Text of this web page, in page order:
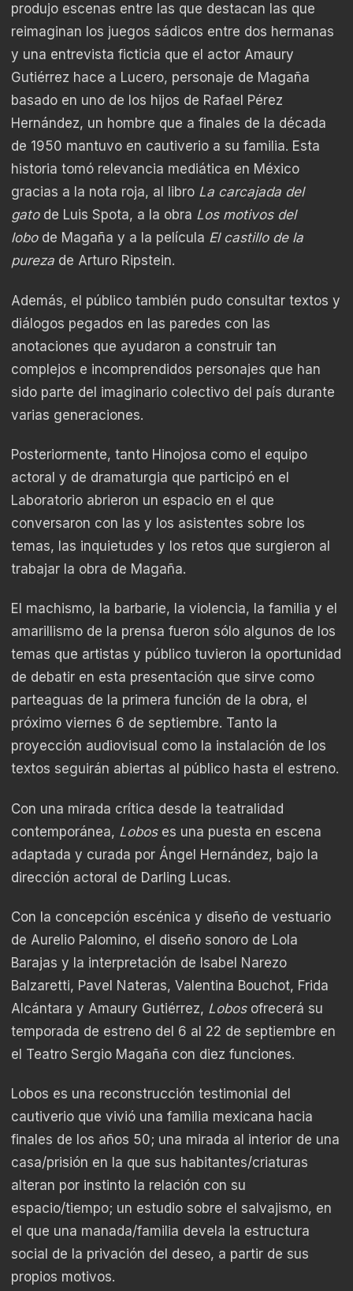
produjo escenas entre las que destacan las que
reimaginan los juegos sádicos entre dos hermanas
y una entrevista ficticia que el actor Amaury
Gutiérrez hace a Lucero, personaje de Magaña
basado en uno de los hijos de Rafael Pérez
Hernández, un hombre que a finales de la década
de 1950 mantuvo en cautiverio a su familia. Esta
historia tomó relevancia mediática en México
gracias a la nota roja, al libro La carcajada del
gatode Luis Spota, a la obra Los motivos del
lobode Magaña y a la película El castillo de la
pureza de Arturo Ripstein.
Además, el público también pudo consultar textos y
diálogos pegados en las paredes con las
anotaciones que ayudaron a construir tan
complejos e incomprendidos personajes que han
sido parte del imaginario colectivo del país durante
varias generaciones.
Posteriormente, tanto Hinojosa como el equipo
actoral y de dramaturgia que participó en el
Laboratorio abrieron un espacio en el que
conversaron con las y los asistentes sobre los
temas, las inquietudes y los retos que surgieron al
trabajar la obra de Magaña.
El machismo, la barbarie, la violencia, la familia y el
amarillismo de la prensa fueron sólo algunos de los
temas que artistas y público tuvieron la oportunidad
de debatir en esta presentación que sirve como
parteaguas de la primera función de la obra, el
próximo viernes 6 de septiembre. Tanto la
proyección audiovisual como la instalación de los
textos seguirán abiertas al público hasta el estreno.
Con una mirada crítica desde la teatralidad
contemporánea, Loboses una puesta en escena
adaptada y curada por Ángel Hernández, bajo la
dirección actoral de Darling Lucas.
Con la concepción escénica y diseño de vestuario
de Aurelio Palomino, el diseño sonoro de Lola
Barajas y la interpretación de Isabel Narezo
Balzaretti, Pavel Nateras, Valentina Bouchot, Frida
Alcántara y Amaury Gutiérrez, Lobosofrecerá su
temporada de estreno del 6 al 22 de septiembre en
el Teatro Sergio Magaña con diez funciones.
Lobos es una reconstrucción testimonial del
cautiverio que vivió una familia mexicana hacia
finales de los años 50; una mirada al interior de una
casa/prisión en la que sus habitantes/criaturas
alteran por instinto la relación con su
espacio/tiempo; un estudio sobre el salvajismo, en
el que una manada/familia devela la estructura
social de la privación del deseo, a partir de sus
propios motivos.